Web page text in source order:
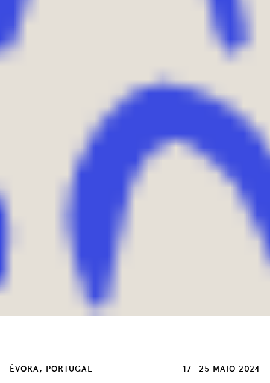
ÉVORA, PORTUGAL 17—25 MAIO 2024
custo único de 3 euros, à venda em: